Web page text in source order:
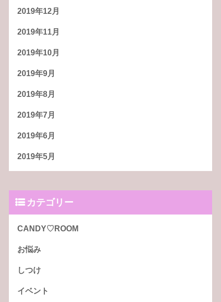
2019年12月
2019年11月
2019年10月
2019年9月
2019年8月
2019年7月
2019年6月
2019年5月
カテゴリー
CANDY♡ROOM
お悩み
しつけ
イベント